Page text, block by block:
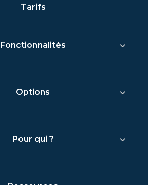
Tarifs
Fonctionnalités
Options
Pour qui ?